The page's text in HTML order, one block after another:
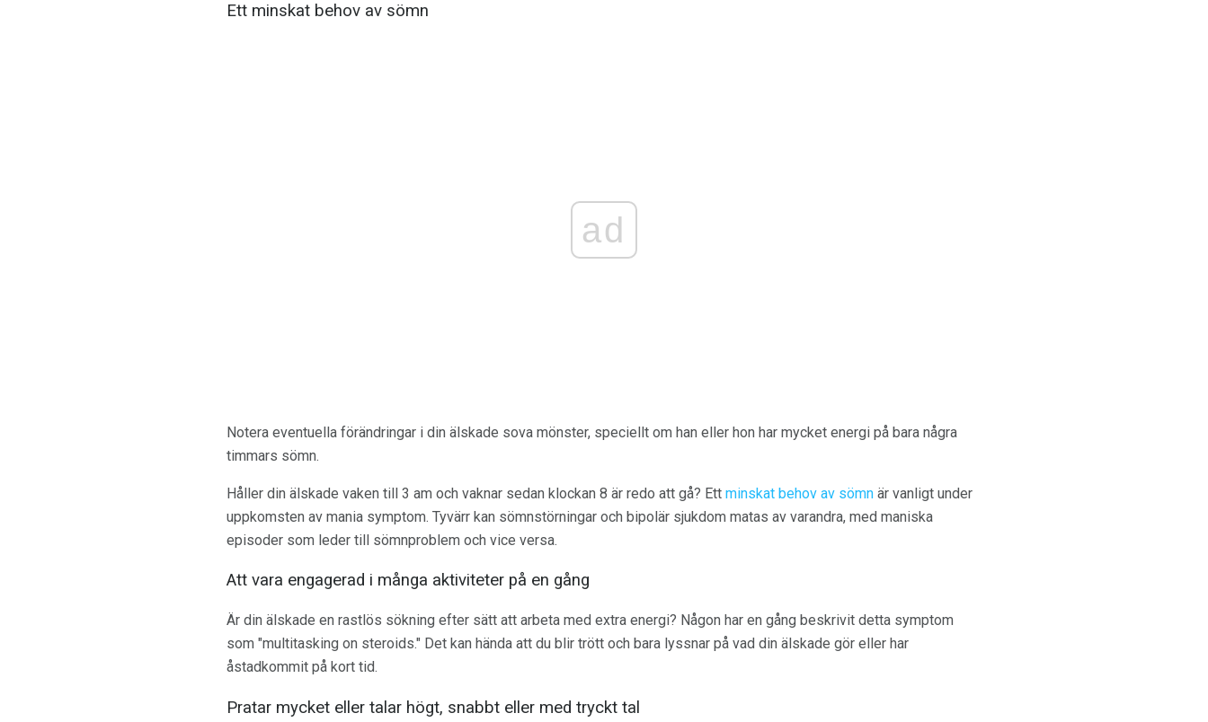
Ett minskat behov av sömn
ad
Notera eventuella förändringar i din älskade sova mönster, speciellt om han eller hon har mycket energi på bara några
timmars sömn.
Håller din älskade vaken till 3 am och vaknar sedan klockan 8 är redo att gå? Ett minskat behov av sömn är vanligt under
uppkomsten av mania symptom. Tyvärr kan sömnstörningar och bipolär sjukdom matas av varandra, med maniska
episoder som leder till sömnproblem och vice versa.
Att vara engagerad i många aktiviteter på en gång
Är din älskade en rastlös sökning efter sätt att arbeta med extra energi? Någon har en gång beskrivit detta symptom
som "multitasking on steroids." Det kan hända att du blir trött och bara lyssnar på vad din älskade gör eller har
åstadkommit på kort tid.
Pratar mycket eller talar högt, snabbt eller med tryckt tal